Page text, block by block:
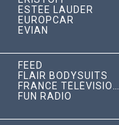
ESTÉE LAUDER
EUROPCAR
EVIAN
FEED
FLAIR BODYSUITS
FUN RADIO